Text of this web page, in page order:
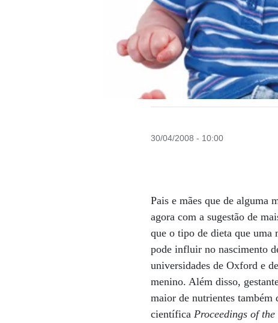
30/04/2008 - 10:00
Pais e mães que de alguma
agora com a sugestão de
que o tipo de dieta que uma
pode influir no nascimento
universidades de Oxford e
menino. Além disso,
maior de nutrientes
científicaProceedings of the